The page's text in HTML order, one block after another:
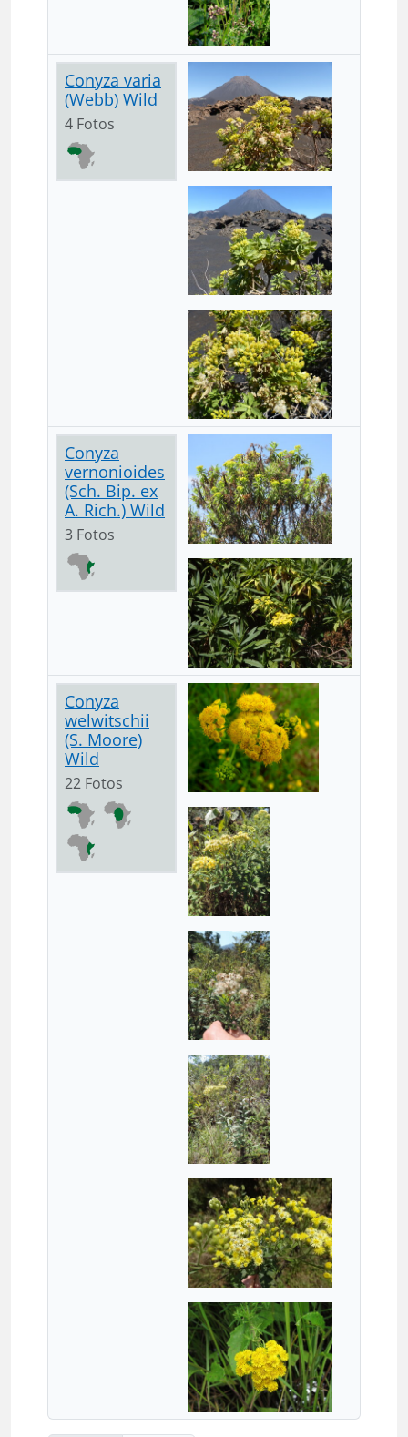
Conyza varia
(Webb) Wild
4 Fotos
Conyza
vernonioides
(Sch. Bip. ex
A. Rich.) Wild
3 Fotos
Conyza
welwitschii
(S. Moore)
Wild
22 Fotos